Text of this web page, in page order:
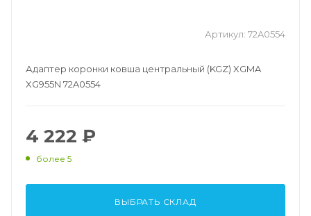
Артикул: 72A0554
Адаптер коронки ковша центральный (KGZ) XGMA
XG955N 72A0554
4 222 ₽
более 5
ВЫБРАТЬ СКЛАД